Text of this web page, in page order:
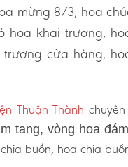
mừng 8/3, hoa
hoa khai trương,
cửa hàng,
Thuận Thành
tang, vòng hoa
buồn, hoa chia